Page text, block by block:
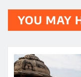
YOU MAY